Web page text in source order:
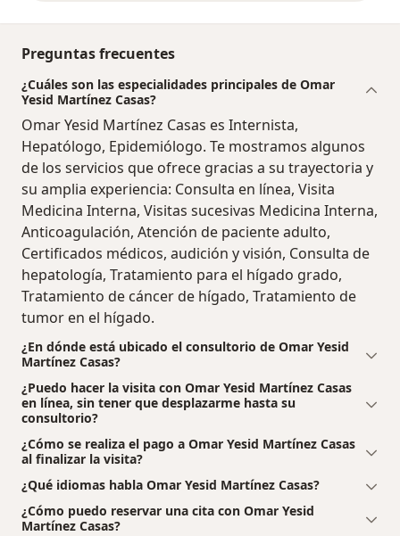
Preguntas frecuentes
¿Cuáles son las especialidades principales de Omar
Yesid Martínez Casas?
Omar Yesid Martínez Casas es Internista,
Hepatólogo, Epidemiólogo. Te mostramos algunos
de los servicios que ofrece gracias a su trayectoria y
su amplia experiencia: Consulta en línea, Visita
Medicina Interna, Visitas sucesivas Medicina Interna,
Anticoagulación, Atención de paciente adulto,
Certificados médicos, audición y visión, Consulta de
hepatología, Tratamiento para el hígado grado,
Tratamiento de cáncer de hígado, Tratamiento de
tumor en el hígado.
¿En dónde está ubicado el consultorio de Omar Yesid
Martínez Casas?
¿Puedo hacer la visita con Omar Yesid Martínez Casas
en línea, sin tener que desplazarme hasta su
consultorio?
¿Cómo se realiza el pago a Omar Yesid Martínez Casas
al finalizar la visita?
¿Qué idiomas habla Omar Yesid Martínez Casas?
¿Cómo puedo reservar una cita con Omar Yesid
Martínez Casas?